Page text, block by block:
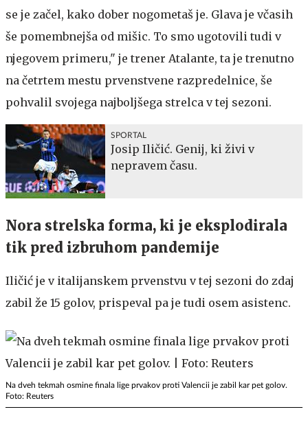
se je začel, kako dober nogometaš je. Glava je včasih
še pomembnejša od mišic. To smo ugotovili tudi v
njegovem primeru," je trener Atalante, ta je trenutno
na četrtem mestu prvenstvene razpredelnice, še
pohvalil svojega najboljšega strelca v tej sezoni.
SPORTAL
Josip Iličić. Genij, ki živi v
nepravem času.
Nora strelska forma, ki je eksplodirala
tik pred izbruhom pandemije
Iličić je v italijanskem prvenstvu v tej sezoni do zdaj
zabil že 15 golov, prispeval pa je tudi osem asistenc.
Na dveh tekmah osmine finala lige prvakov proti Valencii je zabil kar pet golov.
Foto: Reuters